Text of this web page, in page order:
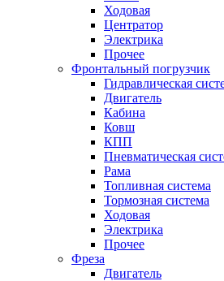
Ходовая
Центратор
Электрика
Прочее
Фронтальный погрузчик
Гидравлическая
Двигатель
Кабина
Ковш
КПП
Пневматическая
Рама
Топливная система
Тормозная система
Ходовая
Электрика
Прочее
Фреза
Двигатель